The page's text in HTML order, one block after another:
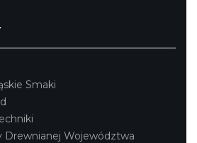
Smaki
Drewnianej Województwa